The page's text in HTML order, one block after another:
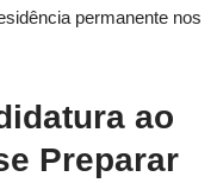
permanente nos
ao
Preparar